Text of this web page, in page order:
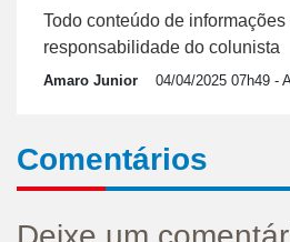
Todo conteúdo de
responsabilidade do colunista
Amaro Junior 04/04/2025 07h49 -
Comentários